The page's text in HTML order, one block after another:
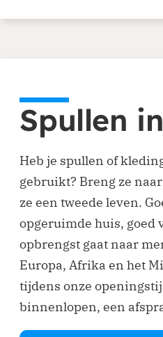
Spullen
Heb je spullen of
gebruikt? Breng ze
ze een tweede leven.
opgeruimde huis, goed
opbrengst gaat naar
Europa, Afrika en het
tijdens onze
binnenlopen, een